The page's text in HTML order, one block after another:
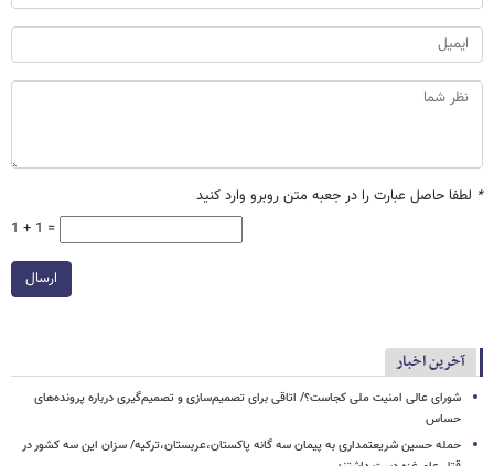
* لطفا حاصل عبارت را در جعبه متن روبرو وارد کنید
1 + 1 =
ارسال
آخرین اخبار
شورای عالی امنیت ملی کجاست؟/ اتاقی برای تصمیم‌سازی و تصمیم‌گیری درباره پرونده‌های
حساس
حمله حسین شریعتمداری به پیمان سه گانه پاکستان،عربستان،ترکیه/ سزان این سه کشور در